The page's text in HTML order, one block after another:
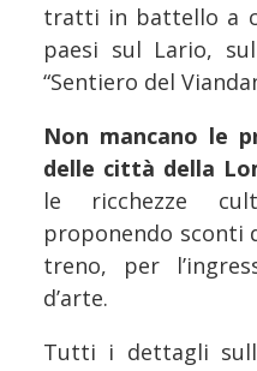
tratti in battello a
paesi sul Lario,
“Sentiero del
Non mancano le
delle città della
le ricchezze
proponendo sconti
treno, per
d’arte.
Tutti i dettagli